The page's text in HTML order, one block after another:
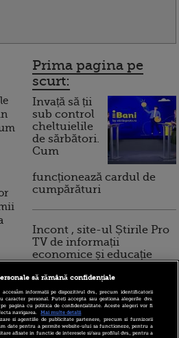
Prima pagina pe
scurt:
Invață să ții
sub control
cheltuielile
de sărbători.
Cum
funcționează cardul de
cumpărături
Incont , site-ul Știrile Pro
TV de informații
economice și educație
10 reguli pentru decizii
financiare inteligente
să rămână confidențiale
informații pe dispozitivul dvs., precum identificatorii
personal. Puteți accepta sau gestiona alegerile dvs.
pagina cu politica de confidențialitate. Aceste alegeri vor fi
navigarea.
Mai multe detalii
si agentiile de publicitate partenere, precum si furnizorii
date pentru a permite website-ului sa functioneze, pentru a
afisate in functie de interesele si/sau profilul dvs., pentru a